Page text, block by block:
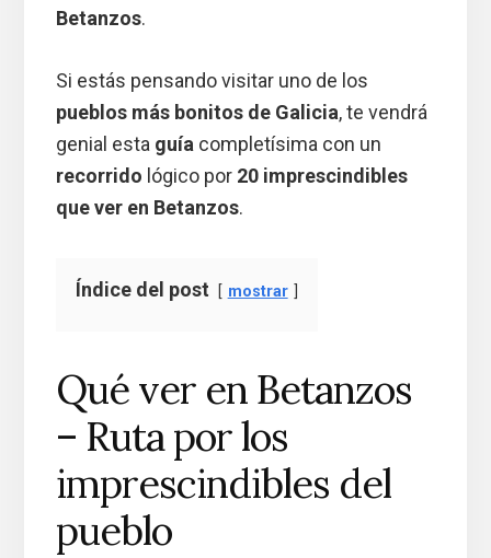
Betanzos.
Si estás pensando visitar uno de los
pueblos más bonitos de Galicia, te vendrá
genial esta guíacompletísima con un
recorrido lógico por 20 imprescindibles
que ver en Betanzos.
Índice del post mostrar
Qué ver en Betanzos
– Ruta por los
imprescindibles del
pueblo